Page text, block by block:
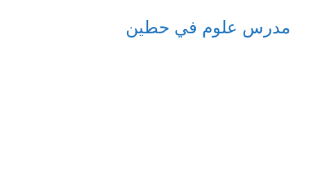
مدرس علوم في حطين